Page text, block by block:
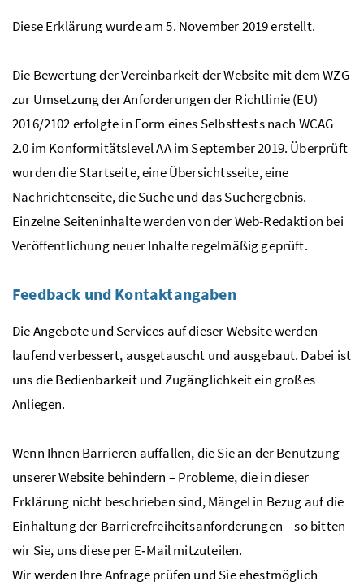
Diese Erklärung wurde am 5. November 2019 erstellt.
Die Bewertung der Vereinbarkeit der Website mit dem WZG
zur Umsetzung der Anforderungen der Richtlinie (EU)
2016/2102 erfolgte in Form eines Selbsttests nach WCAG
2.0 im Konformitätslevel AA im September 2019. Überprüft
wurden die Startseite, eine Übersichtsseite, eine
Nachrichtenseite, die Suche und das Suchergebnis.
Einzelne Seiteninhalte werden von derWeb-Redaktion bei
Veröffentlichung neuer Inhalte regelmäßig geprüft.
Feedback und Kontaktangaben
Die Angebote und Services auf dieserWebsitewerden
laufend verbessert, ausgetauscht und ausgebaut. Dabei ist
uns die Bedienbarkeit und Zugänglichkeit ein großes
Anliegen.
Wenn Ihnen Barrieren auffallen, die Sie an der Benutzung
unsererWebsite behindern – Probleme, die in dieser
Erklärung nicht beschrieben sind, Mängel in Bezug auf die
Einhaltung der Barrierefreiheitsanforderungen – so bitten
wir Sie, uns diese perE‑Mailmitzuteilen.
Wir werden Ihre Anfrage prüfen und Sie ehestmöglich